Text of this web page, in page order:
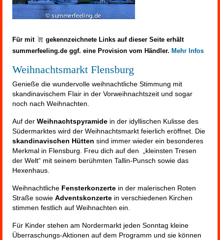
Für mit
gekennzeichnete Links auf dieser Seite erhält
summerfeeling.de ggf. eine Provision vom Händler. Mehr Infos
Weihnachtsmarkt Flensburg
Genieße die wundervolle weihnachtliche Stimmung mit
skandinavischem Flair in der Vorweihnachtszeit und sogar
noch nach Weihnachten.
Auf der Weihnachtspyramide in der idyllischen Kulisse des
Südermarktes wird der Weihnachtsmarkt feierlich eröffnet. Die
skandinavischen Hütten sind immer wieder ein besonderes
Merkmal in Flensburg. Freu dich auf den „kleinsten Tresen
der Welt“ mit seinem berühmten Tallin-Punsch sowie das
Hexenhaus.
Weihnachtliche Fensterkonzerte in der malerischen Roten
Straße sowie Adventskonzerte in verschiedenen Kirchen
stimmen festlich auf Weihnachten ein.
Für Kinder stehen am Nordermarkt jeden Sonntag kleine
Überraschungs-Aktionen auf dem Programm und sie können